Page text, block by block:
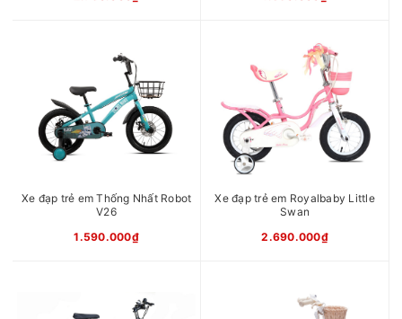
Xe đạp trẻ em Thống Nhất Robot
V26
1.590.000₫
Xe đạp trẻ em Royalbaby Little
Swan
2.690.000₫